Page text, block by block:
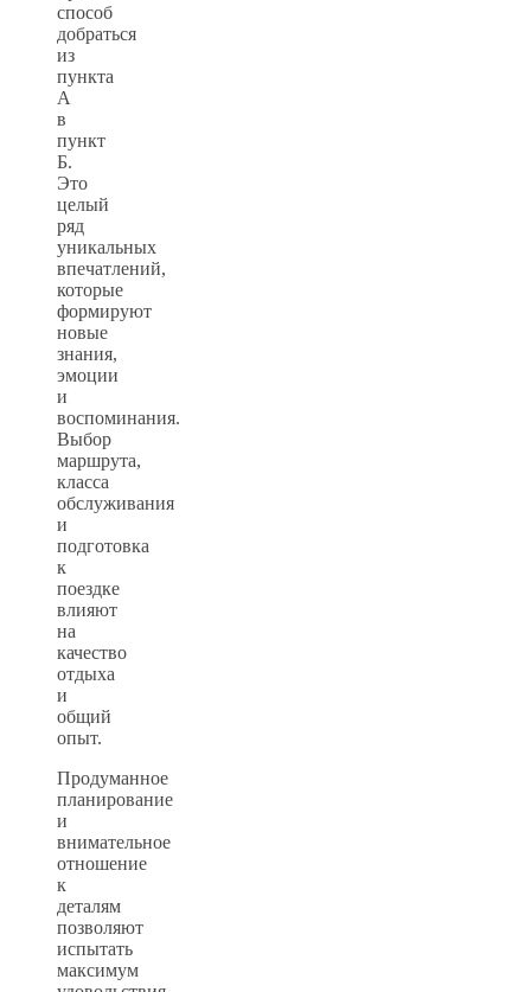
способ
добраться
из
пункта
А
в
пункт
Б.
Это
целый
ряд
уникальных
впечатлений,
которые
формируют
новые
знания,
эмоции
и
воспоминания.
Выбор
маршрута,
класса
обслуживания
и
подготовка
к
поездке
влияют
на
качество
отдыха
и
общий
опыт.
Продуманное
планирование
и
внимательное
отношение
к
деталям
позволяют
испытать
максимум